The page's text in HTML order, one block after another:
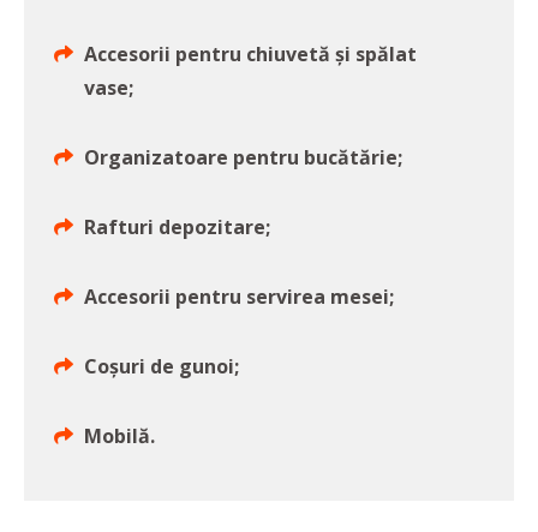
Accesorii pentru chiuvetă și spălat
vase;
Organizatoare pentru bucătărie;
Rafturi depozitare;
Accesorii pentru servirea mesei;
Coșuri de gunoi;
Mobilă.